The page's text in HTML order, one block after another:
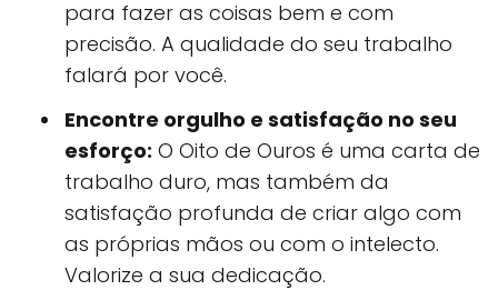
para fazer as coisas bem e com
precisão. A qualidade do seu trabalho
falará por você.
Encontre orgulho e satisfação no seu
esforço: O Oito de Ouros é uma carta de
trabalho duro, mas também da
satisfação profunda de criar algo com
as próprias mãos ou com o intelecto.
Valorize a sua dedicação.